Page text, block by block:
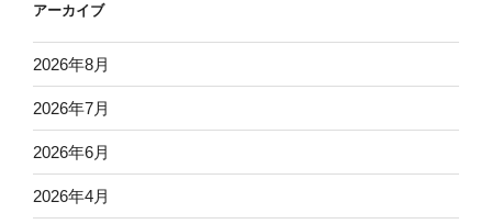
アーカイブ
2026年8月
2026年7月
2026年6月
2026年4月